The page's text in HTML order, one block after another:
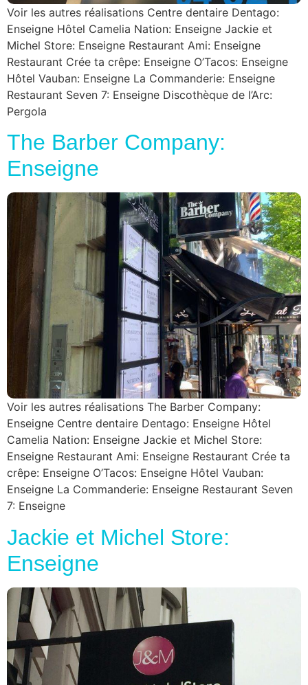
Voir les autres réalisations Centre dentaire Dentago:
Enseigne Hôtel Camelia Nation: Enseigne Jackie et
Michel Store: Enseigne Restaurant Ami: Enseigne
Restaurant Crée ta crêpe: Enseigne O’Tacos: Enseigne
Hôtel Vauban: Enseigne La Commanderie: Enseigne
Restaurant Seven 7: Enseigne Discothèque de l’Arc:
Pergola
The Barber Company:
Enseigne
Voir les autres réalisations The Barber Company:
Enseigne Centre dentaire Dentago: Enseigne Hôtel
Camelia Nation: Enseigne Jackie et Michel Store:
Enseigne Restaurant Ami: Enseigne Restaurant Crée ta
crêpe: Enseigne O’Tacos: Enseigne Hôtel Vauban:
Enseigne La Commanderie: Enseigne Restaurant Seven
7: Enseigne
Jackie et Michel Store:
Enseigne